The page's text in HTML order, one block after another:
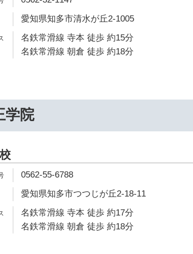
愛知県知多市清水が丘2-1005
名鉄常滑線 寺本 徒歩 約15分
名鉄常滑線 朝倉 徒歩 約18分
学院
0562-55-6788
愛知県知多市つつじが丘2-18-11
名鉄常滑線 寺本 徒歩 約17分
名鉄常滑線 朝倉 徒歩 約18分